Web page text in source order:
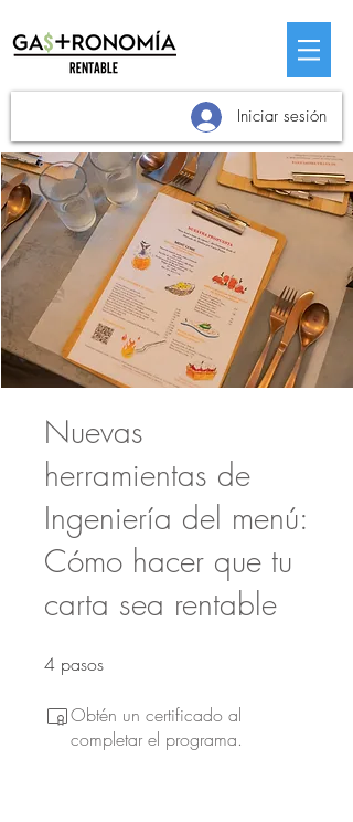
Iniciar sesión
Nuevas
herramientas de
Ingeniería del menú:
Cómo hacer que tu
carta sea rentable
4 pasos
Obtén un certificado al
completar el programa.